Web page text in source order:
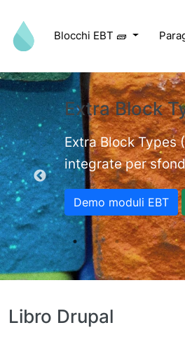
Blocchi EBT 🧱
videos.
Extra Block
Extra Block
integrate per
Demo moduli EBT
Libro Drupal